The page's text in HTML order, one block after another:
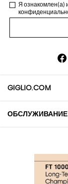
Я ознакомлен(а)
GIGLIO.COM
About